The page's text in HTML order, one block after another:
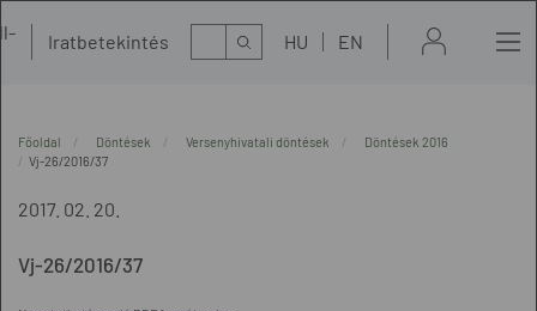
Iratbetekintés Kereső HU EN
Főoldal Döntések Versenyhivatali döntések
Döntések 2016
Vj-26/2016/37
2017. 02. 20.
Vj-26/2016/37